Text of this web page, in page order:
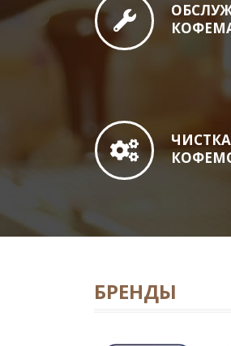
ЧИСТКА
БРЕНДЫ